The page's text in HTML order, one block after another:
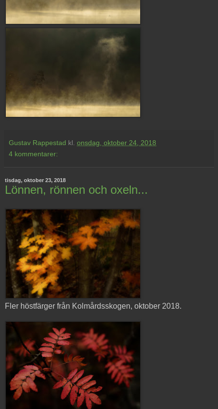
Gustav Rappestad kl. onsdag, oktober 24, 2018
4 kommentarer:
tisdag, oktober 23, 2018
Lönnen, rönnen och oxeln...
Fler höstfärger från Kolmårdsskogen, oktober 2018.